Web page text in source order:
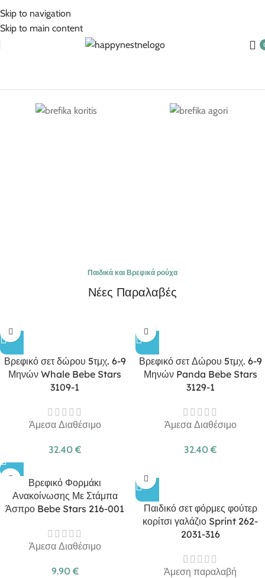
Skip to navigation
Skip to main content
Παιδικά και Βρεφικά ρούχα
Νέες Παραλαβές
Βρεφικό σετ δώρου 5τμχ. 6-9
Μηνών Whale Bebe Stars
3109-1
Άμεσα Διαθέσιμο
32.40 €
Βρεφικό σετ Δώρου 5τμχ. 6-9
Μηνών Panda Bebe Stars
3129-1
Άμεσα Διαθέσιμο
32.40 €
Βρεφικό Φορμάκι
Ανακοίνωσης Με Στάμπα
Άσπρο Bebe Stars 216-001
Άμεσα Διαθέσιμο
9.90 €
Παιδικό σετ φόρμες φούτερ
κορίτσι γαλάζιο Sprint 262-
2031-316
Άμεση παραλαβή
5% Επιπλέον έκπτωση για πληρωμές με κάρτα!